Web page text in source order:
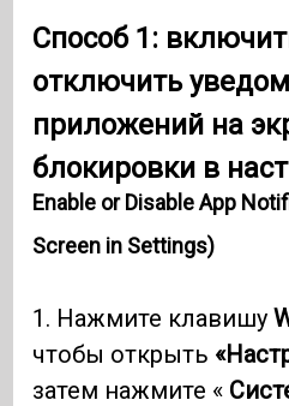
Способ 1:
отключить
приложений на
блокировки в
Enable or Disable App
Screen in Settings)
1. Нажмите клавишу
чтобы открыть
затем нажмите «